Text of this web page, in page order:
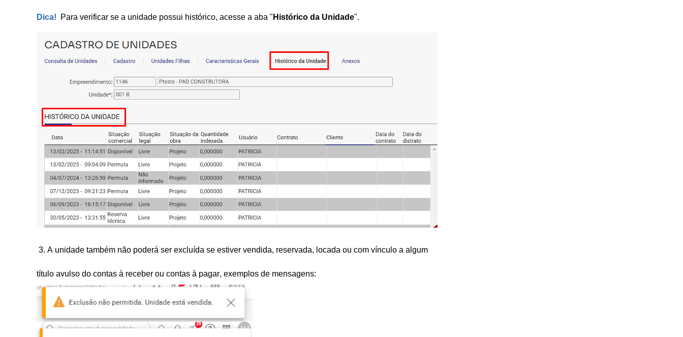
Dica! Para verificar se a unidade possui histórico, acesse a aba " Histórico da Unidade".
3. A unidade também não poderá ser excluída se estiver vendida, reservada, locada ou com vínculo a algum
título avulso do contas à receber ou contas à pagar, exemplos de mensagens: